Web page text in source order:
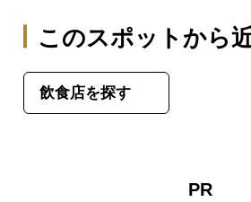
このスポットから
飲食店を探す
PR